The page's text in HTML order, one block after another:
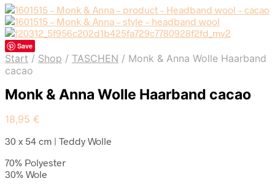
Save
Start / Shop / TASCHEN / Monk & Anna Wolle Haarband
cacao
Monk & Anna Wolle Haarband cacao
18,95 €
30 x 54 cm | Teddy Wolle
70% Polyester
30% Wole